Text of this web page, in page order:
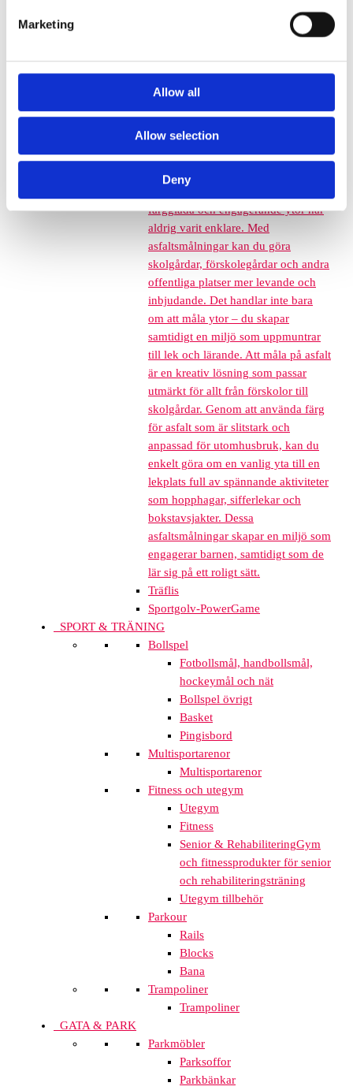
Marketing
Allow all
Allow selection
Deny
Platsgjuten gummiasfalt
Corkeen
Euroflex förankring, tillbehör och
lim
AsfaltsmålningAsfaltsmålningar –
Skapa livfulla offentliga miljöer Att
färgglada och engagerande ytor har
aldrig varit enklare. Med
asfaltsmålningar kan du göra
skolgårdar, förskolegårdar och andra
offentliga platser mer levande och
inbjudande. Det handlar inte bara
om att måla ytor – du skapar
samtidigt en miljö som uppmuntrar
till lek och lärande. Att måla på asfalt
är en kreativ lösning som passar
utmärkt för allt från förskolor till
skolgårdar. Genom att använda färg
för asfalt som är slitstark och
anpassad för utomhusbruk, kan du
enkelt göra om en vanlig yta till en
lekplats full av spännande aktiviteter
som hopphagar, sifferlekar och
bokstavsjakter. Dessa
asfaltsmålningar skapar en miljö som
engagerar barnen, samtidigt som de
lär sig på ett roligt sätt.
Träflis
Sportgolv-PowerGame
SPORT & TRÄNING
Bollspel
Fotbollsmål, handbollsmål,
hockeymål och nät
Bollspel övrigt
Basket
Pingisbord
Multisportarenor
Multisportarenor
Fitness och utegym
Utegym
Fitness
Senior & RehabiliteringGym
och fitnessprodukter för senior
och rehabiliteringsträning
Utegym tillbehör
Parkour
Rails
Blocks
Bana
Trampoliner
Trampoliner
GATA & PARK
Parkmöbler
Parksoffor
Parkbänkar